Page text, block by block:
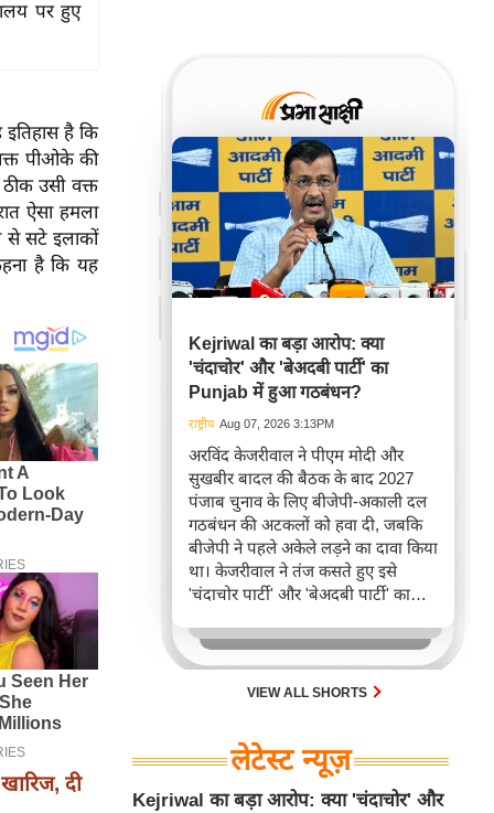
पर हुए
है कि
पीओके की
उसी वक्त
ऐसा हमला
से सटे इलाकों
है कि यह
दी
Kejriwal का बड़ा आरोप: क्या
'चंदाचोर' और 'बेअदबी पार्टी' का
Punjab में हुआ गठबंधन?
राष्ट्रीय Aug 07, 2026 3:13PM
अरविंद केजरीवाल ने पीएम मोदी और
सुखबीर बादल की बैठक के बाद 2027
पंजाब चुनाव के लिए बीजेपी-अकाली दल
गठबंधन की अटकलों को हवा दी, जबकि
बीजेपी ने पहले अकेले लड़ने का दावा किया
था। केजरीवाल ने तंज कसते हुए इसे
'चंदाचोर पार्टी' और 'बेअदबी पार्टी' का
में नए समीकरणों की ओर इशारा करता है।
VIEW ALL SHORTS
लेटेस्ट न्यूज़
Kejriwal का बड़ा आरोप: क्या 'चंदाचोर' और